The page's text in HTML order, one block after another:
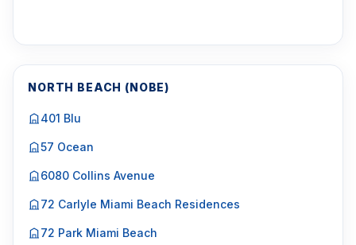
NORTH BEACH (NOBE)
401 Blu
57 Ocean
6080 Collins Avenue
72 Carlyle Miami Beach Residences
72 Park Miami Beach